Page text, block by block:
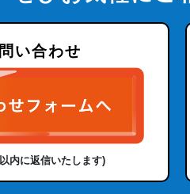
い合わせ
内に返信いたします)